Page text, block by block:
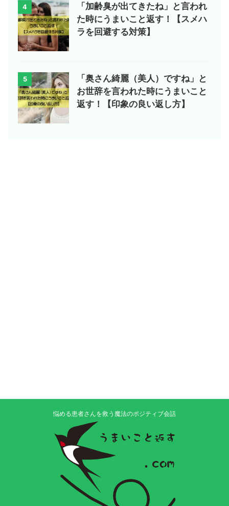
4
「加齢臭が出てきたね」と言われ
た時にうまいこと返す！【スメハ
ラを回避する対策】
5
「奥さん綺麗（美人）ですね」と
お世辞を言われた時にうまいこと
返す！【印象の良い返し方】
悩める患者さんを救う魔法のポジティブ会話